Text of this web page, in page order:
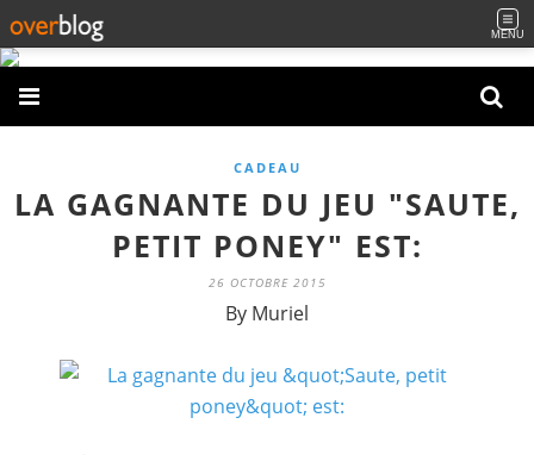
MENU
CADEAU
LA GAGNANTE DU JEU "SAUTE,
PETIT PONEY" EST:
26 OCTOBRE 2015
By Muriel